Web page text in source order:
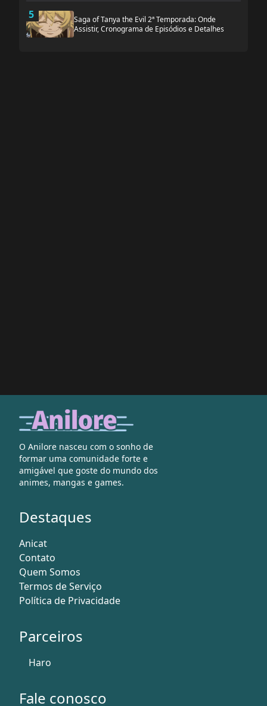
5
Saga of Tanya the Evil 2ª Temporada: Onde
Assistir, Cronograma de Episódios e Detalhes
O Anilore nasceu com o sonho de
formar uma comunidade forte e
amigável que goste do mundo dos
animes, mangas e games.
Destaques
Anicat
Contato
Quem Somos
Termos de Serviço
Política de Privacidade
Parceiros
Haro
Fale conosco